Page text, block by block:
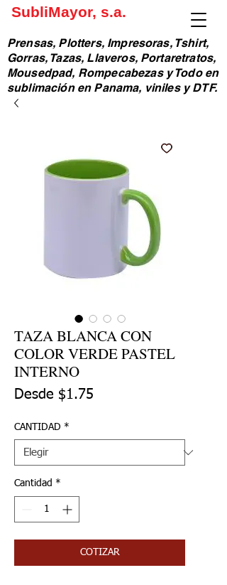
SubliMayor, s.a.
Prensas, Plotters, Impresoras, Tshirt,
Gorras, Tazas, Llaveros, Portaretratos,
Mousedpad, Rompecabezas y Todo en
sublimación en Panama, viniles y DTF.
TAZA BLANCA CON
COLOR VERDE PASTEL
INTERNO
Desde $1.75
CANTIDAD *
Cantidad *
COTIZAR